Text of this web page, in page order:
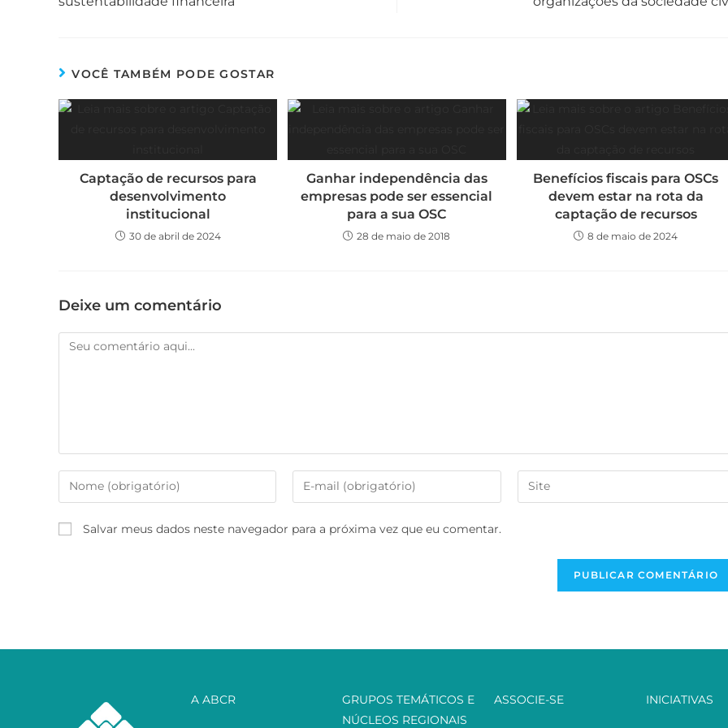
VOCÊ TAMBÉM PODE GOSTAR
Captação de recursos para
desenvolvimento
institucional
30 de abril de 2024
Ganhar independência das
empresas pode ser essencial
para a sua OSC
28 de maio de 2018
Benefícios fiscais para OSCs
devem estar na rota da
captação de recursos
8 de maio de 2024
Deixe um comentário
Salvar meus dados neste navegador para a próxima vez que eu comentar.
A ABCR
GRUPOS TEMÁTICOS E
NÚCLEOS REGIONAIS
ASSOCIE-SE INICIATIVAS